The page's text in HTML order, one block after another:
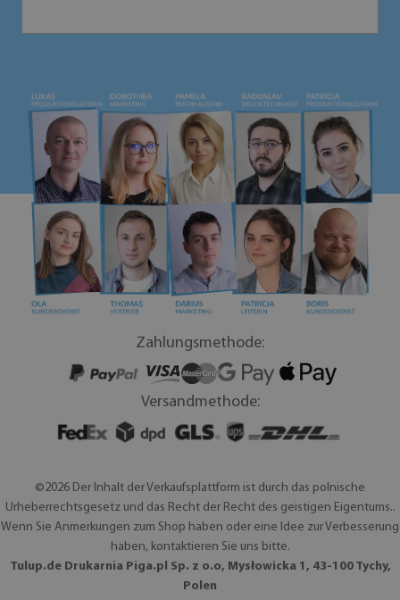
Zahlungsmethode:
Versandmethode:
©2026 Der Inhalt der Verkaufsplattform ist durch das polnische
Urheberrechtsgesetz und das Recht der Recht des geistigen Eigentums..
Wenn Sie Anmerkungen zum Shop haben oder eine Idee zur Verbesserung
haben, kontaktieren Sie uns bitte.
Tulup.de Drukarnia Piga.pl Sp. z o.o, Mysłowicka 1, 43-100 Tychy,
Polen